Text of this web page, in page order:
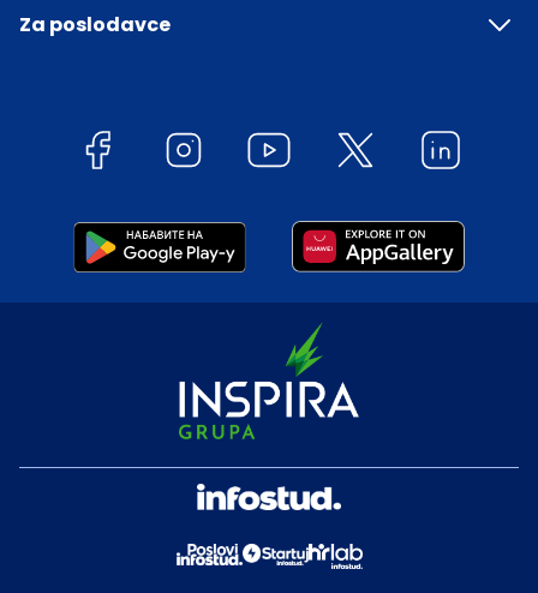
Za poslodavce